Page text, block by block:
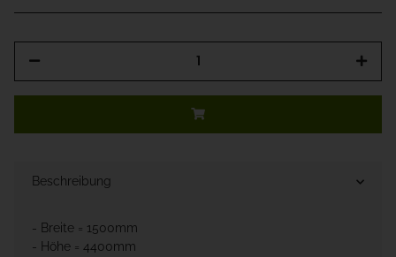
Beschreibung
- Breite = 1500mm
- Höhe = 4400mm